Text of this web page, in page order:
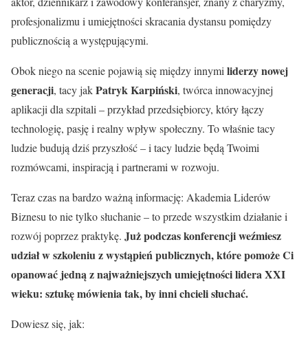
profesjonalizmu i umiejętności skracania dystansu pomiędzy
publicznością a występującymi.
Obok niego na scenie pojawią się między innymiliderzy nowej
generacji, tacy jakPatryk Karpiński, twórca innowacyjnej
aplikacji dla szpitali – przykład przedsiębiorcy, który łączy
technologię, pasję i realny wpływ społeczny. To właśnie tacy
ludzie budują dziś przyszłość – i tacy ludzie będą Twoimi
rozmówcami, inspiracją i partnerami w rozwoju.
Teraz czas na bardzo ważną informację: Akademia Liderów
Biznesu to nie tylko słuchanie – to przede wszystkim działanie i
rozwój poprzez praktykę. Już podczas konferencji weźmiesz
udział w szkoleniu z wystąpień publicznych, które pomoże Ci
opanować jedną z najważniejszych umiejętności lidera XXI
wieku: sztukę mówienia tak, by inni chcieli słuchać.
Dowiesz się, jak: